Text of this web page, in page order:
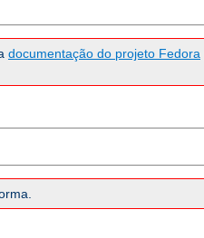
documentação do projeto Fedora